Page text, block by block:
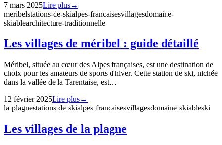
7 mars 2025Lire plus→
meribelstations-de-skialpes-francaisesvillagesdomaine-
skiablearchitecture-traditionnelle
Les villages de méribel : guide détaillé
Méribel, située au cœur des Alpes françaises, est une destination de
choix pour les amateurs de sports d'hiver. Cette station de ski, nichée
dans la vallée de la Tarentaise, est…
12 février 2025Lire plus→
la-plagnestations-de-skialpes-francaisesvillagesdomaine-skiableski
Les villages de la plagne